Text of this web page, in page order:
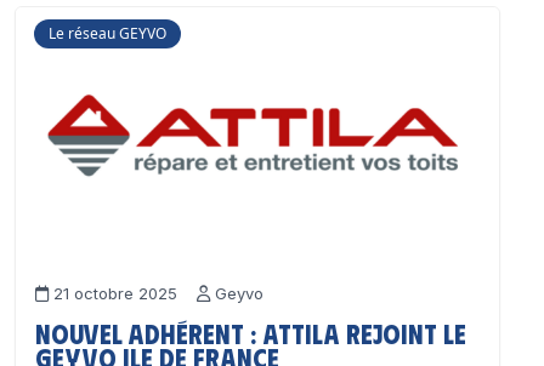
Le réseau GEYVO
21 octobre 2025 Geyvo
Nouvel adhérent : ATTILA rejoint le
GEYVO Ile de France